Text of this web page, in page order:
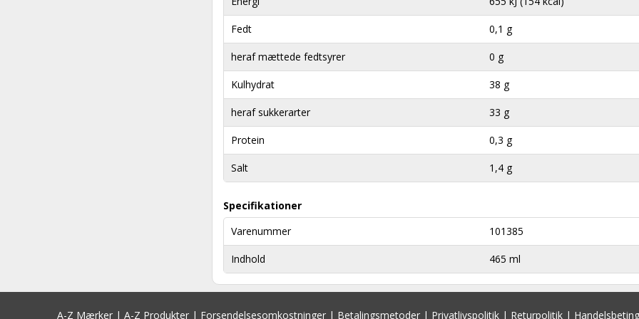
Fedt 0,1 g
heraf mættede fedtsyrer 0 g
Kulhydrat 38 g
heraf sukkerarter 33 g
Protein 0,3 g
Salt 1,4 g
Specifikationer
Varenummer
101385
Indhold 465 ml
A-Z Mærker | A-Z Produkter | Forsendelsesomkostninger | Betalingsmetoder | Privatlivspolitik | Returpolitik |